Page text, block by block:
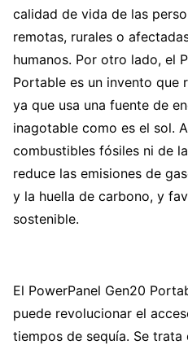
calidad de vida de las
remotas, rurales o
humanos. Por otro lado, el
Portable es un invento que
ya que usa una fuente de
inagotable como es el sol.
combustibles fósiles ni de
reduce las emisiones de
y la huella de carbono, y
sostenible.
El PowerPanel Gen20
puede revolucionar el
tiempos de sequía. Se